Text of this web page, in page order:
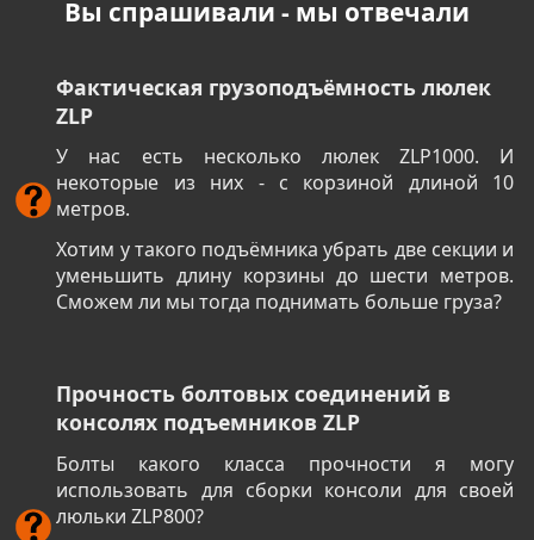
Вы спрашивали - мы отвечали
Фактическая грузоподъёмность люлек
ZLP
У нас есть несколько люлек ZLP1000. И
некоторые из них - с корзиной длиной 10
метров.
Хотим у такого подъёмника убрать две секции и
уменьшить длину корзины до шести метров.
Сможем ли мы тогда поднимать больше груза?
Прочность болтовых соединений в
консолях подъемников ZLP
Болты какого класса прочности я могу
использовать для сборки консоли для своей
люльки ZLP800?